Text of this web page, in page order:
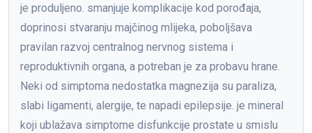
je produljeno. smanjuje komplikacije kod porođaja,
doprinosi stvaranju majčinog mlijeka, poboljšava
pravilan razvoj centralnog nervnog sistema i
reproduktivnih organa, a potreban je za probavu hrane.
Neki od simptoma nedostatka magnezija su paraliza,
slabi ligamenti, alergije, te napadi epilepsije. je mineral
koji ublažava simptome disfunkcije prostate u smislu